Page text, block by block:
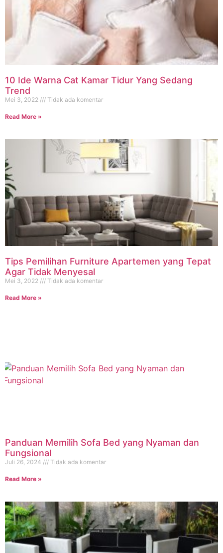
10 Ide Warna Cat Kamar Tidur Yang Sedang
Trend
Mei 3, 2022 Tidak ada komentar
Read More »
Tips Pemilihan Furniture Apartemen yang Tepat
Agar Tidak Menyesal
Mei 3, 2022 Tidak ada komentar
Read More »
Panduan Memilih Sofa Bed yang Nyaman dan
Fungsional
Juli 26, 2024 Tidak ada komentar
Read More »